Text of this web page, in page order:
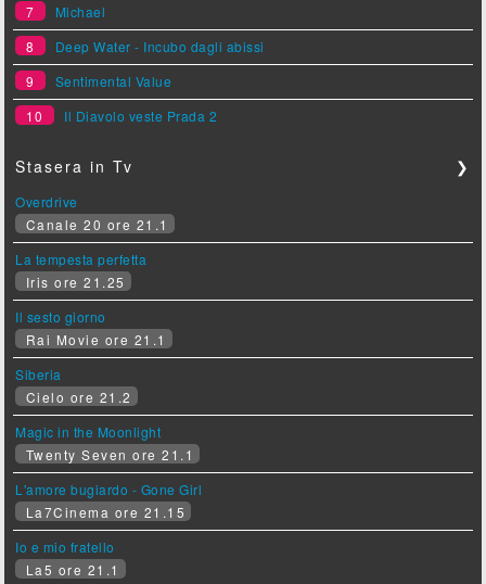
7
Michael
8
Deep Water - Incubo dagli abissi
9
Sentimental Value
10
Il Diavolo veste Prada 2
Stasera in Tv ❯
Overdrive
Canale 20 ore 21.1
La tempesta perfetta
Iris ore 21.25
Il sesto giorno
Rai Movie ore 21.1
Siberia
Cielo ore 21.2
Magic in the Moonlight
Twenty Seven ore 21.1
L'amore bugiardo - Gone Girl
La7Cinema ore 21.15
Io e mio fratello
La5 ore 21.1